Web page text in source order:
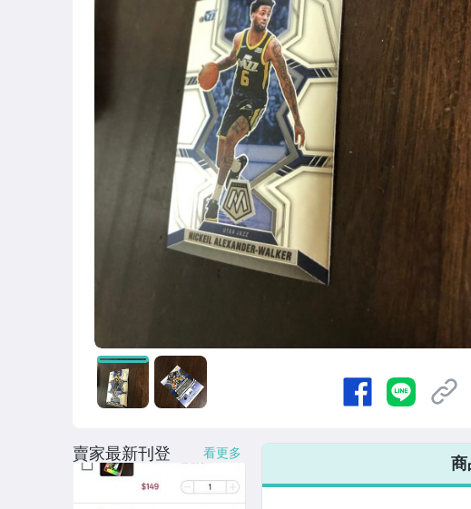
賣家最新刊登 看更多